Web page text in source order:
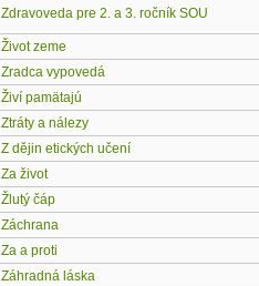
Zdravoveda pre 2. a 3. ročník SOU
Život zeme
Zradca vypovedá
Živí pamätajú
Ztráty a nálezy
Z dějin etických učení
Za život
Žlutý čáp
Záchrana
Za a proti
Záhradná láska